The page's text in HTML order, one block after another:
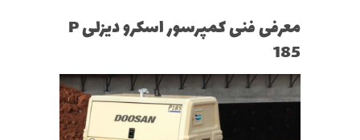
معرفی فنی کمپرسور اسکرو دیزلی P
185